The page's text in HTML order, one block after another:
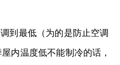
到最低（为的是防止空调
内温度低不能制冷的话，